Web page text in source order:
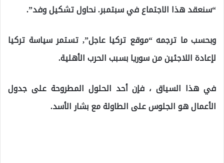
“سنعقد هذا الاجتماع في سبتمبر. نحاول تشكيل وفد”.
وبحسب ما ترجمه “موقع تركيا عاجل”, تستمر سياسة تركيا
لإعادة اللاجئين من سوريا بسبب الحرب الأهلية.
في هذا السياق ، فإن أحد الحلول المطروحة على جدول
الأعمال هو الجلوس على الطاولة مع بشار الأسد.